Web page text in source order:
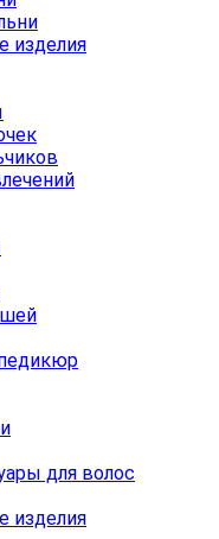
изделия
для волос
изделия